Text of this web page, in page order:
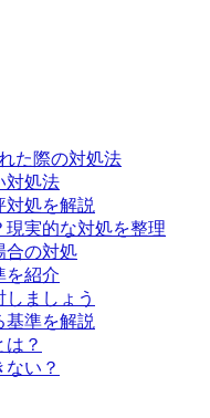
た際の対処法
対処法
対処を解説
現実的な対処を整理
合の対処
を紹介
ましょう
基準を解説
？
い？